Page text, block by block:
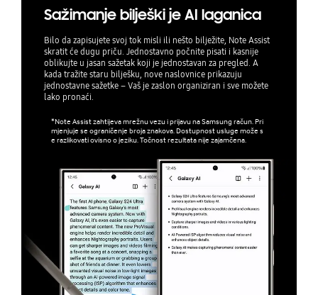
Sažimanje bilješki je AI laganica
Bilo da zapisujete svoj tok misli ili nešto bilježite, Note Assist
skratit će dugu priču. Jednostavno počnite pisati i kasnije
oblikujte u jasan sažetak koji je jednostavan za pregled. A
kada tražite staru bilješku, nove naslovnice prikazuju
jednostavne sažetke – Vaš je zaslon organiziran i sve možete
lako pronaći.
*Note Assist zahtijeva mrežnu vezu i prijavu na Samsung račun. Pri
mjenjuje se ograničenje broja znakova. Dostupnost usluge može s
e razlikovati ovisno o jeziku. Točnost rezultata nije zajamčena.